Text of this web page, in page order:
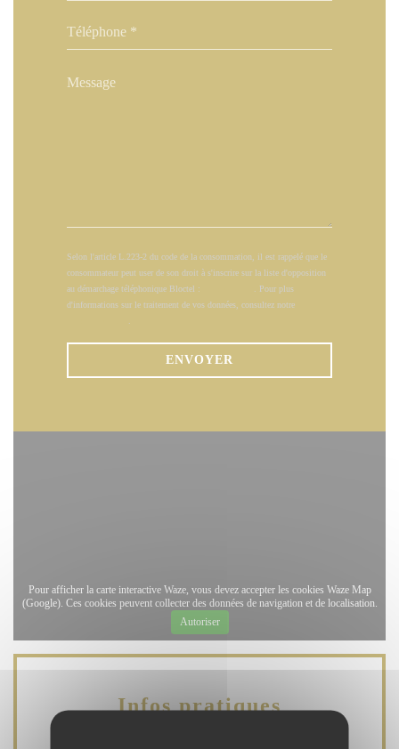
Selon l'article L.223-2 du code de la consommation, il est rappelé que le
consommateur peut user de son droit à s'inscrire sur la liste d'opposition
au démarchage téléphonique Bloctel :
. Pour plus
d'informations sur le traitement de vos données, consultez notre
Pour afficher la carte interactive Waze, vous devez accepter les cookies Waze Map
(Google). Ces cookies peuvent collecter des données de navigation et de localisation.
Autoriser
Infos pratiques